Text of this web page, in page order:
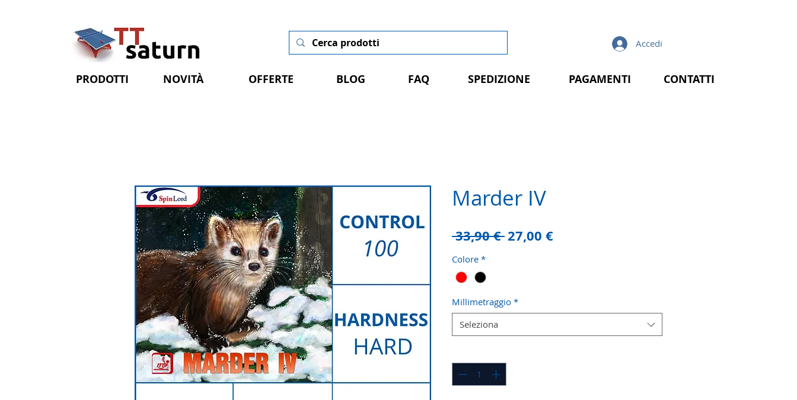
Accedi
SPEDIZIONE PAGAMENTI
FAQ
BLOG
NOVITÀ
PRODOTTI CONTATTI
OFFERTE
Marder IV
33,90 € Prezzo
27,00 €Prezzo
Colore *
Millimetraggio *
Seleziona